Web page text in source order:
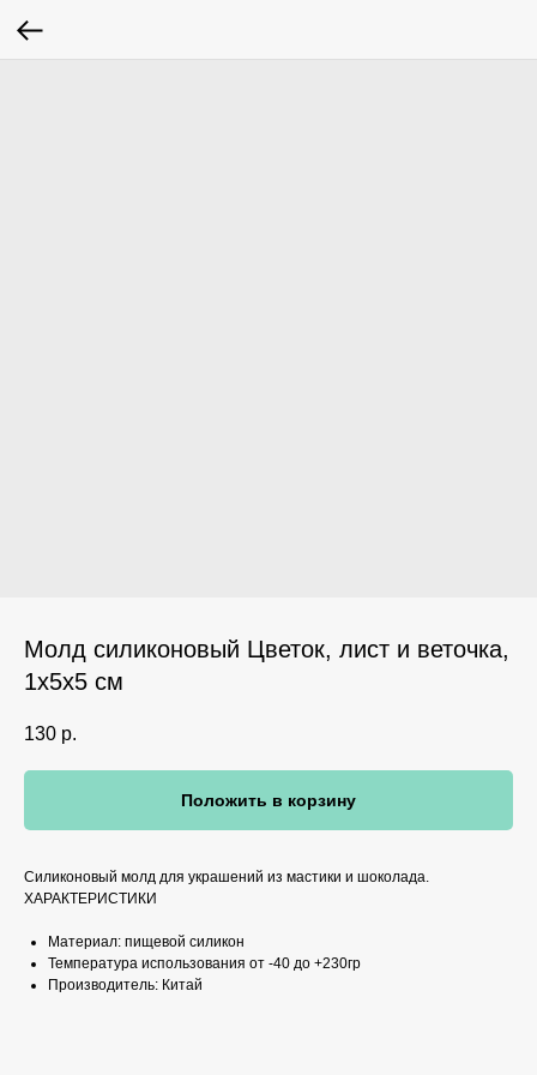
Молд силиконовый Цветок, лист и веточка,
1х5х5 см
130 р.
Положить в корзину
Силиконовый молд для украшений из мастики и шоколада.
ХАРАКТЕРИСТИКИ
Материал: пищевой силикон
Температура использования от -40 до +230гр
Производитель: Китай